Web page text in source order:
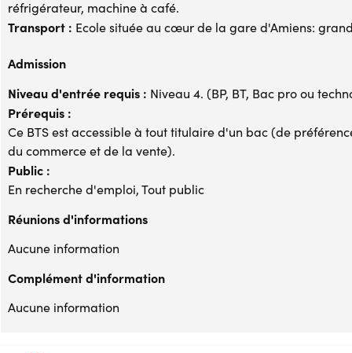
réfrigérateur, machine à café.
Transport : Ecole située au cœur de la gare d'Amiens:
Admission
Niveau d'entrée requis : Niveau 4. (BP, BT, Bac pro ou
Prérequis :
Ce BTS est accessible à tout titulaire d'un bac (de
du commerce et de la vente).
Public :
En recherche d'emploi, Tout public
Réunions d'informations
Aucune information
Complément d'information
Aucune information